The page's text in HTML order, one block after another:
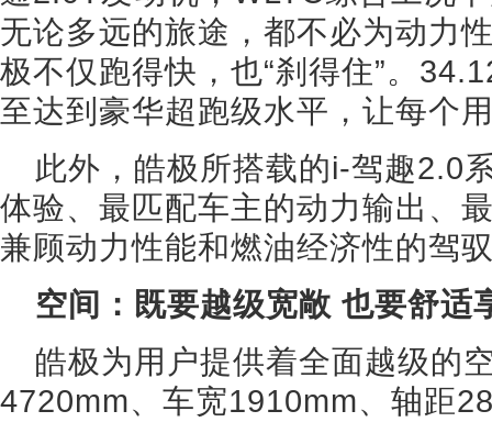
无论多远的旅途，都不必为动力
极不仅跑得快，也“刹得住”。
至达到豪华超跑级水平，让每个
此外，皓极所搭载的i-驾趣2.0
体验、最匹配车主的动力输出、
兼顾动力性能和燃油经济性的驾
空间：既要越级宽敞 也要舒适
皓极为用户提供着全面越级的
4720mm、车宽1910mm、轴距